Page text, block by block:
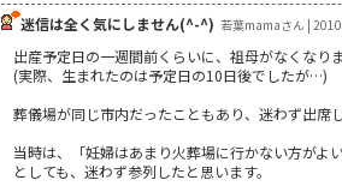
迷信は全く気にしません(^-^) 若葉mamaさん |
出産予定日の一週間前くらいに、祖母がなくなりま
(実際、生まれたのは予定日の10日後でしたが…)
葬儀場が同じ市内だったこともあり、迷わず出席
当時は、「妊婦はあまり火葬場に行かない方が
としても、迷わず参列したと思います。